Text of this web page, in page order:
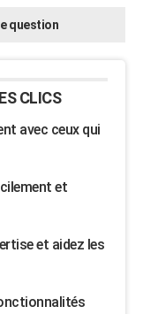
question
CLICS
avec ceux qui
et
et aidez les